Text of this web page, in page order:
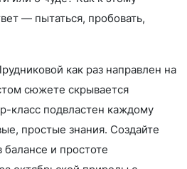
— пытаться, пробовать,
как раз направлен на
сюжете скрывается
класс подвластен каждому
простые знания. Создайте
и простоте